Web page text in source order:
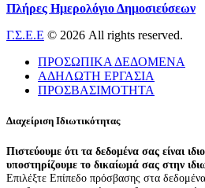
Πλήρες Ημερολόγιο Δημοσιεύσεων
Γ.Σ.Ε.Ε © 2026 All rights reserved.
ΠΡΟΣΩΠΙΚΑ ΔΕΔΟΜΕΝΑ
ΑΔΗΛΩΤΗ ΕΡΓΑΣΙΑ
ΠΡΟΣΒΑΣΙΜΟΤΗΤΑ
Διαχείριση Ιδιωτικότητας
Πιστεύουμε ότι τα δεδομένα σας είναι
υποστηρίζουμε το δικαίωμά σας στην
Επιλέξτε Επίπεδο πρόσβασης στα